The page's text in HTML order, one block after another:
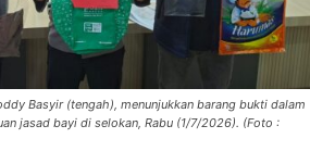
Basyir (tengah), menunjukkan barang bukti dalam
jasad bayi di selokan, Rabu (1/7/2026). (Foto :